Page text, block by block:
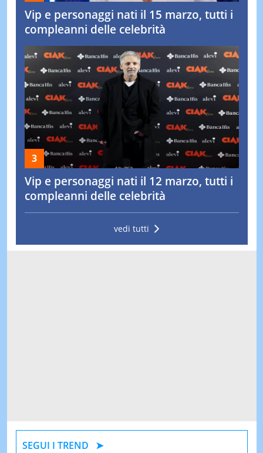
Vip e personaggi nati il 15 marzo, tutti i
compleanni delle celebrità
Vip e personaggi nati il 12 marzo, tutti i
compleanni delle celebrità
vedi tutti
SEGUI I TREND